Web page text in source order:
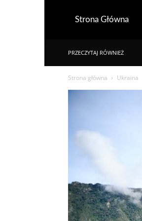
Strona Główna
PRZECZYTAJ RÓWNIEŻ
Strona główna Ukraina